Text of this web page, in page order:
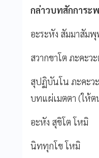
กล่าวบทสักการะ
อะระหัง สัมมาสัม
สวากขาโต ภะคะว
สุปฏิบันโน ภะคะวะ
บทแผ่เมตตา (ให้ต
อะหัง สุขิโต โหมิ
นิททุกโข โหมิ